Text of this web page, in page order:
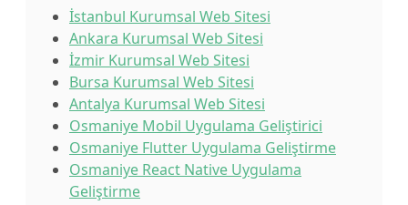
İstanbul Kurumsal Web Sitesi
Ankara Kurumsal Web Sitesi
İzmir Kurumsal Web Sitesi
Bursa Kurumsal Web Sitesi
Antalya Kurumsal Web Sitesi
Osmaniye Mobil Uygulama Geliştirici
Osmaniye Flutter Uygulama Geliştirme
Osmaniye React Native Uygulama
Geliştirme